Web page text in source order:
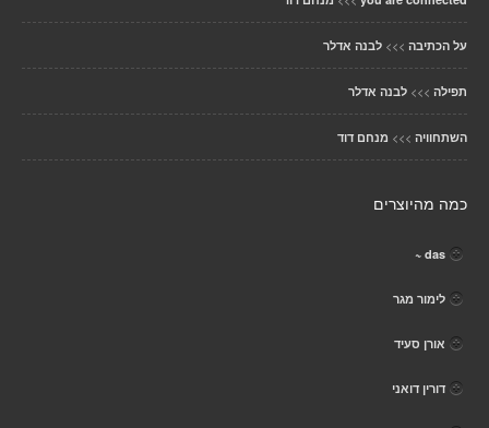
על הכתיבה >>> לבנה אדלר
תפילה >>> לבנה אדלר
השתחוויה >>> מנחם דוד
כמה מהיוצרים
das ~
לימור מגר
אורן סעיד
דורין דואני